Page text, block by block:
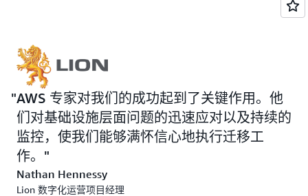
保持可靠运营。
AWS 专家对我们的成功起到了关键作用。他
们对基础设施层面问题的迅速应对以及持续的
监控，使我们能够满怀信心地执行迁移工
作。
Nathan Hennessy
Lion 数字化运营项目经理